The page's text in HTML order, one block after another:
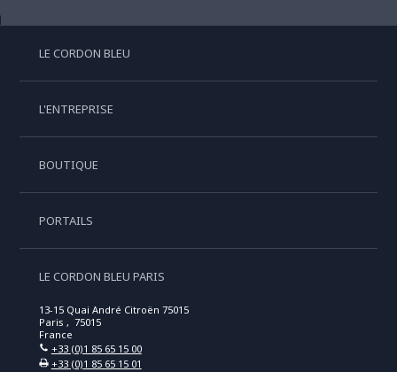
LE CORDON BLEU
L'ENTREPRISE
BOUTIQUE
PORTAILS
LE CORDON BLEU PARIS
13-15 Quai André Citroën 75015
Paris , 75015
France
+33 (0)1 85 65 15 00
+33 (0)1 85 65 15 01